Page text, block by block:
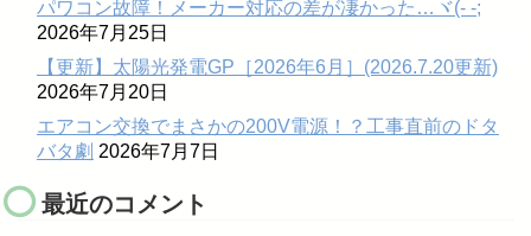
パワコン故障！メーカー対応の差が凄かった…ヾ(- -;
2026年7月25日
【更新】太陽光発電GP［2026年6月］(2026.7.20更新)
2026年7月20日
エアコン交換でまさかの200V電源！？工事直前のドタ
バタ劇 2026年7月7日
最近のコメント